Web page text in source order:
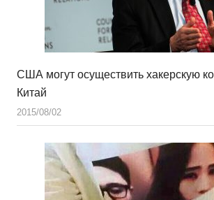
США могут осуществить хакерскую
Китай
2015/08/02